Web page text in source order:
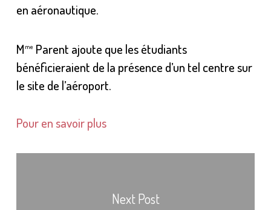
en aéronautique.
M me Parent ajoute que les étudiants
bénéficieraient de la présence d’un tel centre sur
le site de l’aéroport.
Pour en savoir plus
Next Post